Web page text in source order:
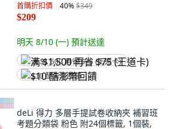
首購折扣價 40%$349
$209
明天 8/10 (一) 預計送達
满 $1,500 再省 $75 (王道卡)
$10 酷澎幣回饋
deLi 得力 多層手提試卷收納夾 補習班
考題分類袋 粉色 附24個標籤, 1個裝,